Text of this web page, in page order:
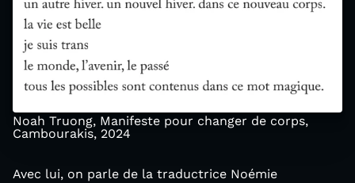
Noah Truong, Manifeste pour changer de corps,
Cambourakis, 2024
Avec lui, on parle de la traductrice Noémie